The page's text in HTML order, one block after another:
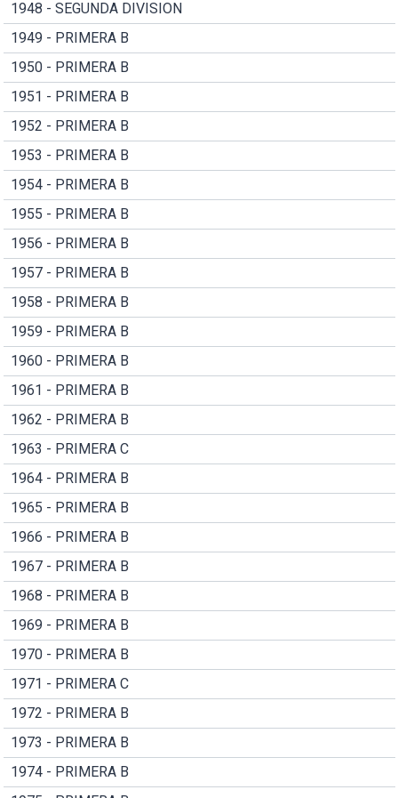
1948 - SEGUNDA DIVISION
1949 - PRIMERA B
1950 - PRIMERA B
1951 - PRIMERA B
1952 - PRIMERA B
1953 - PRIMERA B
1954 - PRIMERA B
1955 - PRIMERA B
1956 - PRIMERA B
1957 - PRIMERA B
1958 - PRIMERA B
1959 - PRIMERA B
1960 - PRIMERA B
1961 - PRIMERA B
1962 - PRIMERA B
1963 - PRIMERA C
1964 - PRIMERA B
1965 - PRIMERA B
1966 - PRIMERA B
1967 - PRIMERA B
1968 - PRIMERA B
1969 - PRIMERA B
1970 - PRIMERA B
1971 - PRIMERA C
1972 - PRIMERA B
1973 - PRIMERA B
1974 - PRIMERA B